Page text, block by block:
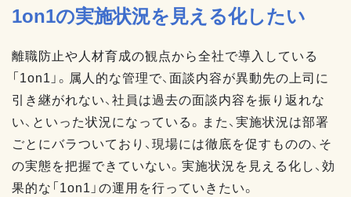
1on1の実施状況を見える化したい
離職防止や人材育成の観点から全社で導入している
「1on1」。属人的な管理で、面談内容が異動先の上司に
引き継がれない、社員は過去の面談内容を振り返れな
い、といった状況になっている。また、実施状況は部署
ごとにバラついており、現場には徹底を促すものの、そ
の実態を把握できていない。実施状況を見える化し、効
果的な「1on1」の運用を行っていきたい。